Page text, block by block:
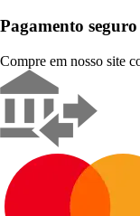
Pagamento seguro
Compre em nosso site